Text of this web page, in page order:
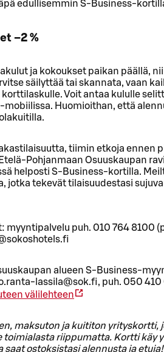
edullisemmin S-Business-
–2 %
ja kokoukset paikan päällä,
säilyttää tai skannata, vaan
Voit antaa kululle
Huomioithan, että
tiimin etkoja ennen
Pohjanmaan Osuuskaupan
helposti S-Business-kortilla.
jotka tekevät tilaisuudestasi
myyntipalvelu puh. 010 764 8100
alueen S-Business-
lassila@sok.fi, puh. 050 410
välilehteen
maksuton ja kuititon yrityskortti,
toimialasta riippumatta. Kortti käy
saat ostoksistasi alennusta ja